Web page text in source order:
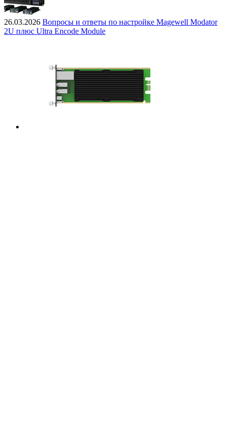
26.03.2026 Вопросы и ответы по настройке Magewell Modator
2U плюс Ultra Encode Module